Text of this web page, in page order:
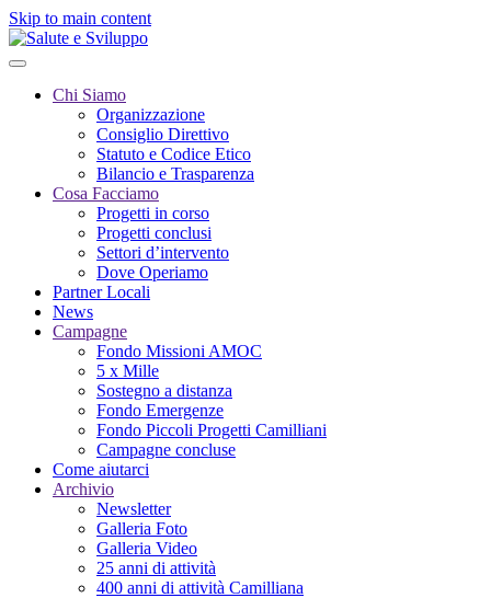
Skip to main content
Chi Siamo
Organizzazione
Consiglio Direttivo
Statuto e Codice Etico
Bilancio e Trasparenza
Cosa Facciamo
Progetti in corso
Progetti conclusi
Settori d’intervento
Dove Operiamo
Partner Locali
News
Campagne
Fondo Missioni AMOC
5 x Mille
Sostegno a distanza
Fondo Emergenze
Fondo Piccoli Progetti Camilliani
Campagne concluse
Come aiutarci
Archivio
Newsletter
Galleria Foto
Galleria Video
25 anni di attività
400 anni di attività Camilliana